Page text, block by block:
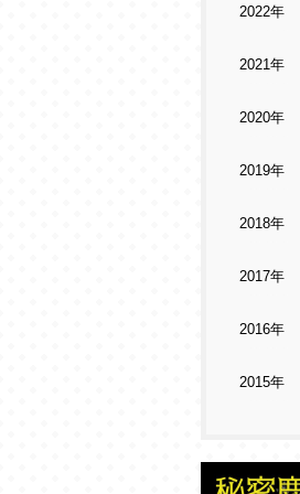
2022年
2021年
2020年
2019年
2018年
2017年
2016年
2015年